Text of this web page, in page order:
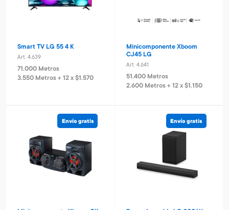
Smart TV LG 55 4 K
Art. 4.639
71.000 Metros
3.550 Metros + 12 x $1.570
Minicomponente Xboom
CJ45 LG
Art. 4.641
51.400 Metros
2.600 Metros + 12 x $1.150
Envío gratis Envío gratis